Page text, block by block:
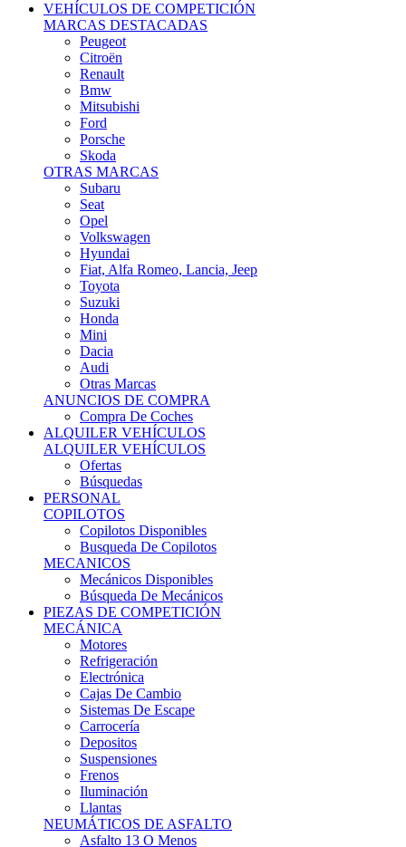
VEHÍCULOS DE COMPETICIÓN
MARCAS DESTACADAS
Peugeot
Citroën
Renault
Bmw
Mitsubishi
Ford
Porsche
Skoda
OTRAS MARCAS
Subaru
Seat
Opel
Volkswagen
Hyundai
Fiat, Alfa Romeo, Lancia, Jeep
Toyota
Suzuki
Honda
Mini
Dacia
Audi
Otras Marcas
ANUNCIOS DE COMPRA
Compra De Coches
ALQUILER VEHÍCULOS
ALQUILER VEHÍCULOS
Ofertas
Búsquedas
PERSONAL
COPILOTOS
Copilotos Disponibles
Busqueda De Copilotos
MECANICOS
Mecánicos Disponibles
Búsqueda De Mecánicos
PIEZAS DE COMPETICIÓN
MECÁNICA
Motores
Refrigeración
Electrónica
Cajas De Cambio
Sistemas De Escape
Carrocería
Depositos
Suspensiones
Frenos
Iluminación
Llantas
NEUMÁTICOS DE ASFALTO
Asfalto 13 O Menos